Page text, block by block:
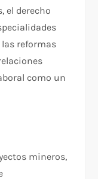
el derecho
reformas
como un
mineros,